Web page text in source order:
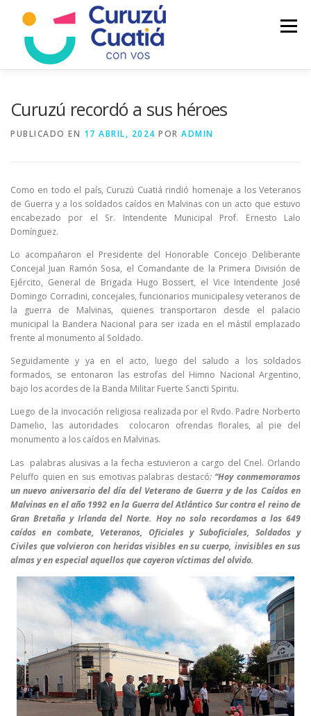
contenido
Menú
Curuzú recordó a sus héroes
PUBLICADO EN 17 ABRIL, 2024 POR ADMIN
Como en todo el país, Curuzú Cuatiá rindió homenaje a los Veteranos
de Guerra y a los soldados caídos en Malvinas con un acto que estuvo
encabezado por el Sr. Intendente Municipal Prof. Ernesto Lalo
Domínguez.
Lo acompañaron el Presidente del Honorable Concejo Deliberante
Concejal Juan Ramón Sosa, el Comandante de la Primera División de
Ejército, General de Brigada Hugo Bossert, el Vice Intendente José
Domingo Corradini, concejales, funcionarios municipalesy veteranos de
la guerra de Malvinas, quienes transportaron desde el palacio
municipal la Bandera Nacional para ser izada en el mástil emplazado
frente al monumento al Soldado.
Seguidamente y ya en el acto, luego del saludo a los soldados
formados, se entonaron las estrofas del Himno Nacional Argentino,
bajo los acordes de la Banda Militar Fuerte Sancti Spiritu.
Luego de la invocación religiosa realizada por el Rvdo. Padre Norberto
Damelio, las autoridades colocaron ofrendas florales, al pie del
monumento a los caídos en Malvinas.
Las palabras alusivas a la fecha estuvieron a cargo del Cnel. Orlando
Peluffo quien en sus emotivas palabras destacó: “Hoy conmemoramos
un nuevo aniversario del día del Veterano de Guerra y de los Caídos en
Malvinas en el año 1992 en la Guerra del Atlántico Sur contra el reino de
Gran Bretaña y Irlanda del Norte. Hoy no solo recordamos a los 649
caídos en combate, Veteranos, Oficiales y Suboficiales, Soldados y
Civiles que volvieron con heridas visibles en su cuerpo, invisibles en sus
almas y en especial aquellos que cayeron víctimas del olvido.